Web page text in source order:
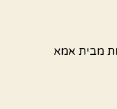
מבית אמא